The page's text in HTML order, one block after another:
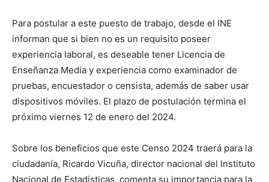
Para postular a este puesto de trabajo, desde el INE
informan que si bien no es un requisito poseer
experiencia laboral, es deseable tener Licencia de
Enseñanza Media y experiencia como examinador de
pruebas, encuestador o censista, además de saber usar
dispositivos móviles. El plazo de postulación termina el
próximo viernes 12 de enero del 2024.
Sobre los beneficios que este Censo 2024 traerá para la
ciudadanía, Ricardo Vicuña, director nacional del Instituto
Nacional de Estadísticas, comenta su importancia para la